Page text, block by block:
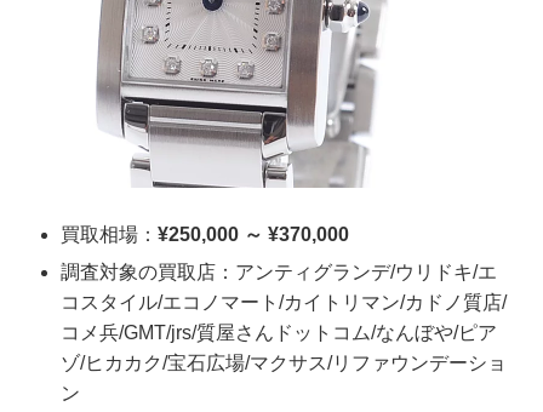
買取相場： ¥250,000 ～ ¥370,000
調査対象の買取店：アンティグランデ/ウリドキ/エ
コスタイル/エコノマート/カイトリマン/カドノ質店/
コメ兵/GMT/jrs/質屋さんドットコム/なんぼや/ピア
ゾ/ヒカカク/宝石広場/マクサス/リファウンデーショ
ン